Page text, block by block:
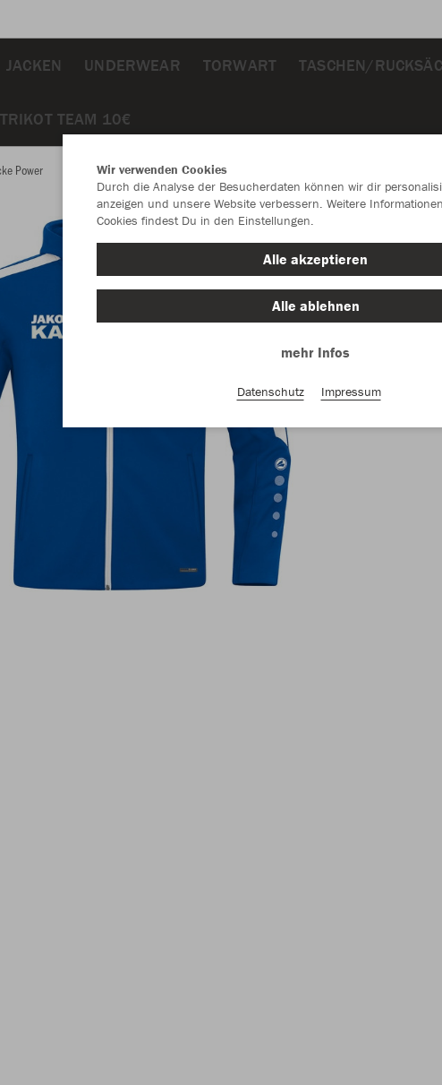
JACKEN UNDERWEAR TORWART TASCHEN/
TRIKOT TEAM 10€
Power
Wir verwenden Cookies
Durch die Analyse der Besucherdaten können wir dir
anzeigen und unsere Website verbessern. Weitere
Cookies findest Du in den Einstellungen.
Alle akzeptieren
Alle ablehnen
mehr Infos
Datenschutz Impressum